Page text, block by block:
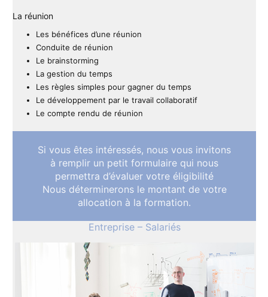
La réunion
Les bénéfices d’une réunion
Conduite de réunion
Le brainstorming
La gestion du temps
Les règles simples pour gagner du temps
Le développement par le travail collaboratif
Le compte rendu de réunion
Si vous êtes intéressés, nous vous invitons
à remplir un petit formulaire qui nous
permettra d’évaluer votre éligibilité
Nous déterminerons le montant de votre
allocation à la formation.
Entreprise – Salariés